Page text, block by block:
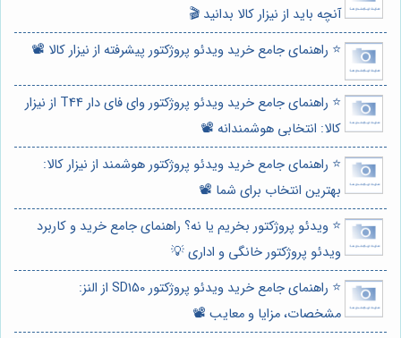
آنچه باید از نیزار کالا بدانید 🎬
⭐️ راهنمای جامع خرید ویدئو پروژکتور پیشرفته از نیزار کالا 📽️
⭐️ راهنمای جامع خرید ویدئو پروژکتور وای فای دار T44 از نیزار
کالا: انتخابی هوشمندانه 📽️
⭐️ راهنمای جامع خرید ویدئو پروژکتور هوشمند از نیزار کالا:
بهترین انتخاب برای شما 📽️
⭐️ ویدئو پروژکتور بخریم یا نه؟ راهنمای جامع خرید و کاربرد
ویدئو پروژکتور خانگی و اداری 💡
⭐️ راهنمای جامع خرید ویدئو پروژکتور SD150 از النز:
مشخصات، مزایا و معایب 📽️